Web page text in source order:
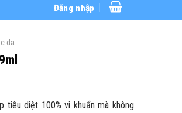
Đăng nhập
da
tiêu diệt 100% vi khuẩn mà không